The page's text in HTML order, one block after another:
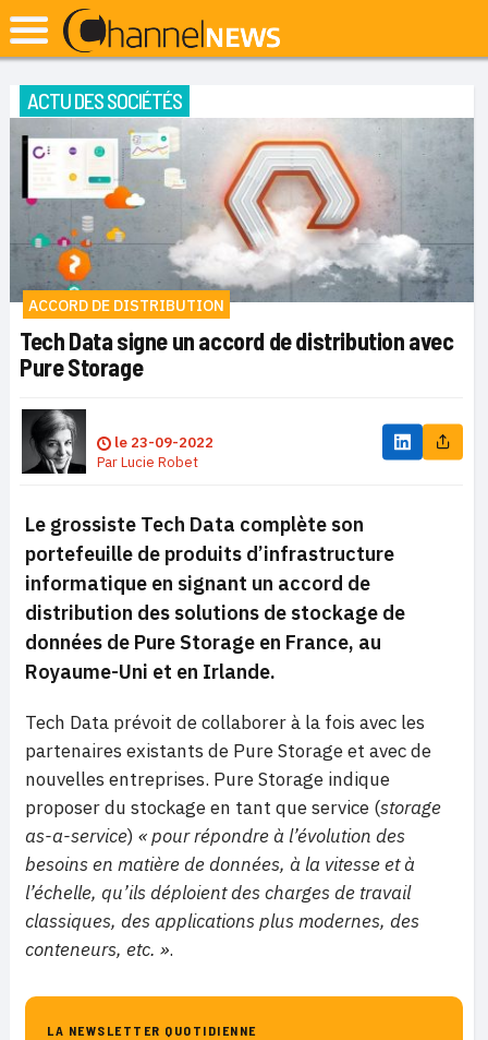
ACTU DES SOCIÉTÉS
ACCORD DE DISTRIBUTION
Tech Data signe un accord de distribution avec
Pure Storage
le 23-09-2022
ParLucie Robet
Le grossiste Tech Data complète son
portefeuille de produits d’infrastructure
informatique en signant un accord de
distribution des solutions de stockage de
données de Pure Storage en France, au
Royaume-Uni et en Irlande.
Tech Data prévoit de collaborer à la fois avec les
partenaires existants de Pure Storage et avec de
nouvelles entreprises. Pure Storage indique
proposer du stockage en tant que service (storage
as-a-service) « pour répondre à l’évolution des
besoins en matière de données, à la vitesse et à
l’échelle, qu’ils déploient des charges de travail
classiques, des applications plus modernes, des
conteneurs, etc. ».
LA NEWSLETTER QUOTIDIENNE